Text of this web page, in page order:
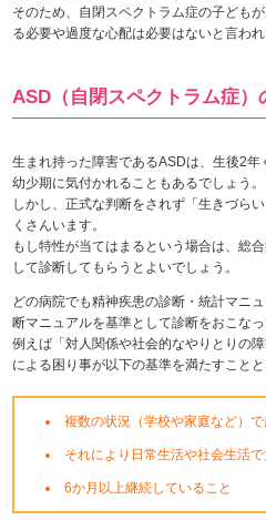
そのため、自閉スペクトラム症の子ども
る必要や過度な心配は必要はないと言われ
ASD（自閉スペクトラム症）
生まれ持った障害であるASDは、生後2
幼少期に気付かれることもあるでしょう。
しかし、正式な判断をされず「生きづら
くさんいます。
もし特性が当てはまるという場合は、総
して診断してもらうとよいでしょう。
どの病院でも精神疾患の診断・統計マニ
断マニュアルを基準として診断をおこなっ
例えば「対人関係や社会的なやりとりの
による困り事が以下の基準を満たすことと
複数の状況（学校や家庭など）
それにより日常生活や社会生活
6か月以上継続していること